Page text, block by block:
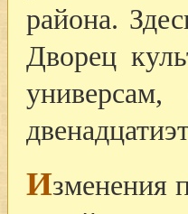
района.
Дворец
Изменения